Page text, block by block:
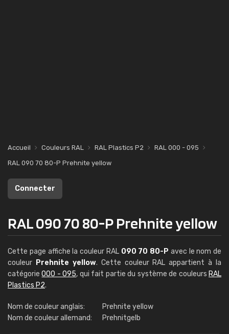
Accueil Couleurs RAL RAL Plastics P2
RAL 000 - 095
RAL 090 70 80-P Prehnite yellow
Connecter
RAL 090 70 80-P Prehnite yellow
Cette page affiche la couleur RAL 090 70 80-P avec le nom de
couleur Prehnite yellow. Cette couleur RAL appartient à la
catégorie000 - 095, qui fait partie du système de couleurs RAL
Plastics P2.
Nom de couleur anglais:
Prehnite yellow
Nom de couleur allemand:
Prehnitgelb